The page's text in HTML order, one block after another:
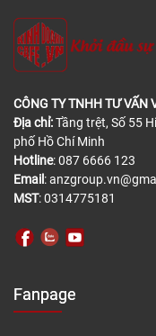
CÔNG TY TNHH TƯ VẤN
Địa chỉ:Tầng trệt, Số 55
phố Hồ Chí Minh
Hotline: 087 6666 123
Email :
MST: 0314775181
Fanpage